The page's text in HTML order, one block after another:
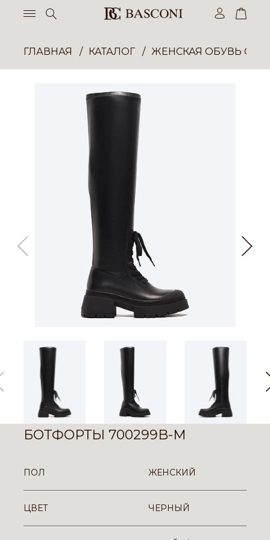
ГЛАВНАЯ КАТАЛОГ ЖЕНСКАЯ ОБУВЬ
БОТФОРТЫ 700299B-M
ПОЛ ЖЕНСКИЙ
ЦВЕТ ЧЕРНЫЙ